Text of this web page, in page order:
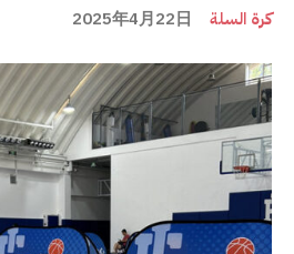
كرة السلة 2025年4月22日